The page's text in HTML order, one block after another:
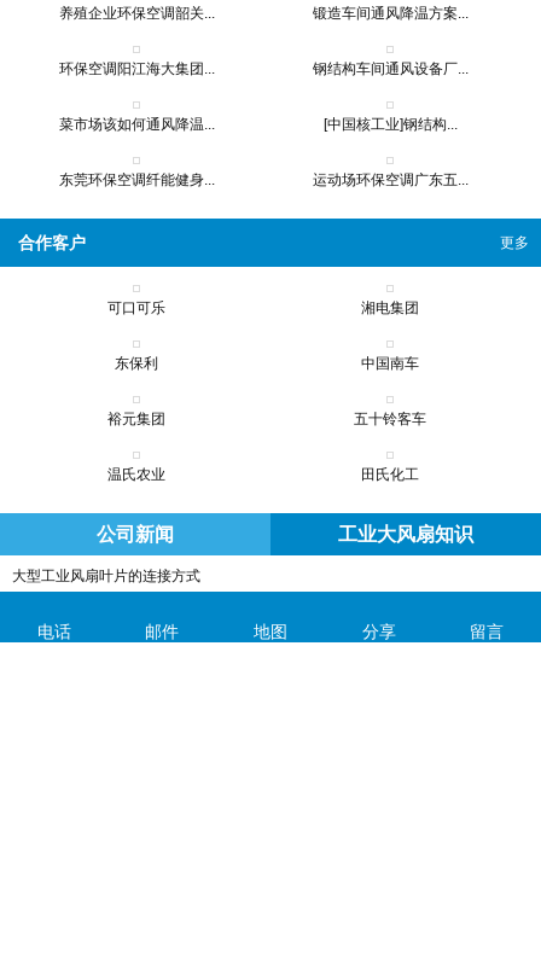
养殖企业环保空调韶关... 锻造车间通风降温方案...
环保空调阳江海大集团... 钢结构车间通风设备厂...
菜市场该如何通风降温... [中国核工业]钢结构...
东莞环保空调纤能健身... 运动场环保空调广东五...
更多
合作客户
可口可乐 湘电集团
东保利 中国南车
裕元集团 五十铃客车
温氏农业 田氏化工
公司新闻 工业大风扇知识
大型工业风扇叶片的连接方式
大型工业风扇解决空气污染方面的作用
电话 邮件 地图 分享 留言